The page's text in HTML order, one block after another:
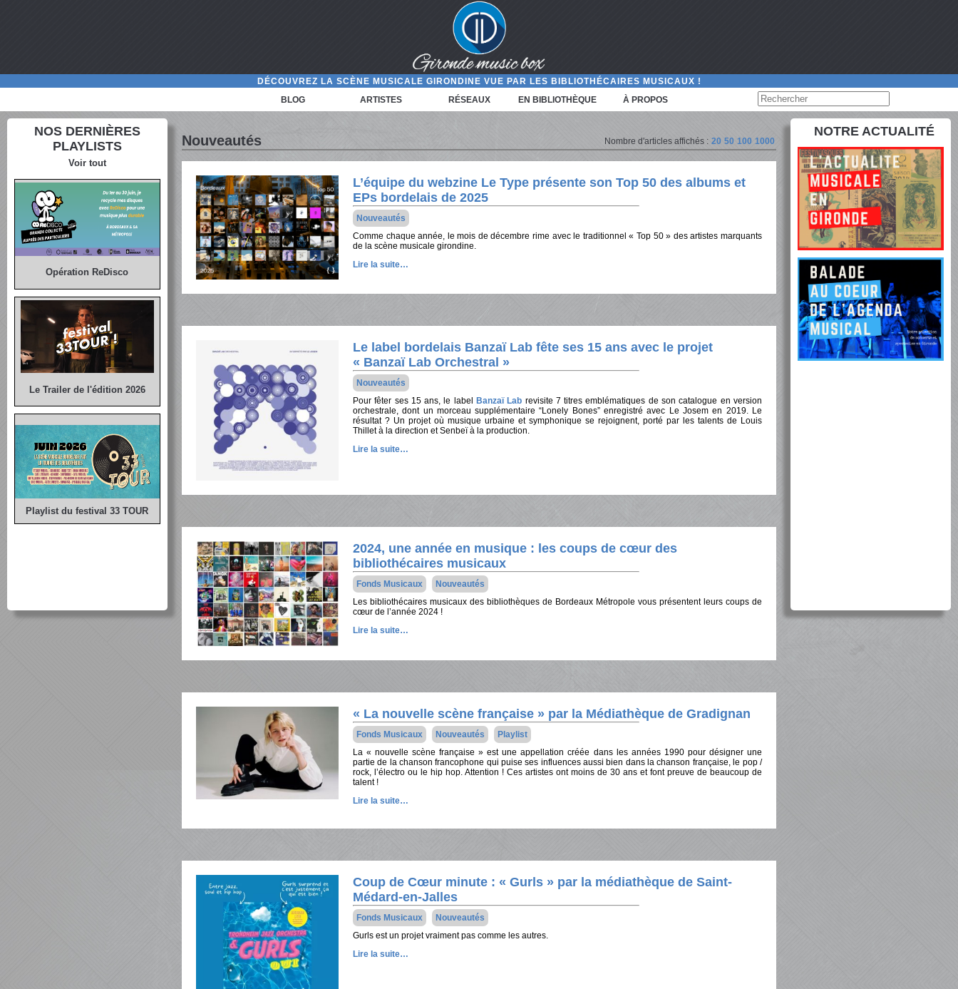
DÉCOUVREZ LA SCÈNE MUSICALE GIRONDINE VUE PAR LES BIBLIOTHÉCAIRES MUSICAUX !
BLOG
ARTISTES RÉSEAUX EN BIBLIOTHÈQUE À PROPOS
NOS DERNIÈRES
PLAYLISTS
Voir tout
Opération ReDisco
Le Trailer de l'édition 2026
Playlist du festival 33 TOUR
Nouveautés Nombre d'articles affichés : 20 50 100 1000
L’équipe du webzine Le Type présente son Top 50 des albums et
EPs bordelais de 2025
Nouveautés
Comme chaque année, le mois de décembre rime avec le traditionnel « Top 50 » des artistes marquants
de la scène musicale girondine.
Lire la suite…
Le label bordelais Banzaï Lab fête ses 15 ans avec le projet
« Banzaï Lab Orchestral »
Nouveautés
Pour fêter ses 15 ans, le label
Banzaï Lab revisite 7 titres emblématiques de son catalogue en version
orchestrale, dont un morceau supplémentaire “Lonely Bones” enregistré avec Le Josem en 2019. Le
résultat ? Un projet où musique urbaine et symphonique se rejoignent, porté par les talents de Louis
Thillet à la direction et Senbeï à la production.
Lire la suite…
2024, une année en musique : les coups de cœur des
bibliothécaires musicaux
Fonds Musicaux
Nouveautés
Les bibliothécaires musicaux des bibliothèques de Bordeaux Métropole vous présentent leurs coups de
cœur de l’année 2024 !
Lire la suite…
« La nouvelle scène française » par la Médiathèque de Gradignan
Fonds Musicaux Nouveautés
Playlist
La « nouvelle scène française » est une appellation créée dans les années 1990 pour désigner une
partie de la chanson francophone qui puise ses influences aussi bien dans la chanson française, le pop /
rock, l’électro ou le hip hop. Attention ! Ces artistes ont moins de 30 ans et font preuve de beaucoup de
talent !
Lire la suite…
Coup de Cœur minute : « Gurls » par la médiathèque de Saint-
Médard-en-Jalles
Fonds Musicaux
Nouveautés
Gurls est un projet vraiment pas comme les autres.
Lire la suite…
NOTRE ACTUALITÉ